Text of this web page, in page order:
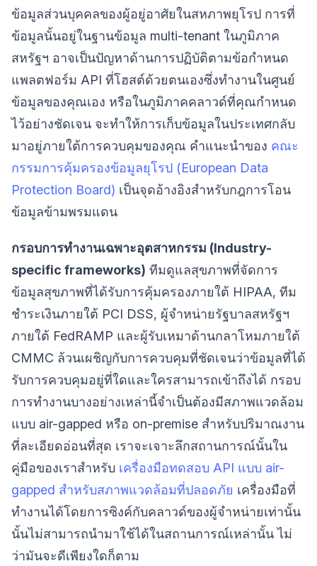
ข้อมูลส่วนบุคคลของผู้อยู่อาศัยในสหภาพยุโรป การที่
ข้อมูลนั้นอยู่ในฐานข้อมูล multi-tenant ในภูมิภาค
สหรัฐฯ อาจเป็นปัญหาด้านการปฏิบัติตามข้อกำหนด
แพลตฟอร์ม API ที่โฮสต์ด้วยตนเองซึ่งทำงานในศูนย์
ข้อมูลของคุณเอง หรือในภูมิภาคคลาวด์ที่คุณกำหนด
ไว้อย่างชัดเจน จะทำให้การเก็บข้อมูลในประเทศกลับ
มาอยู่ภายใต้การควบคุมของคุณ คำแนะนำของ คณะ
กรรมการคุ้มครองข้อมูลยุโรป (European Data
Protection Board) เป็นจุดอ้างอิงสำหรับกฎการโอน
ข้อมูลข้ามพรมแดน
กรอบการทำงานเฉพาะอุตสาหกรรม (Industry-
specific frameworks) ทีมดูแลสุขภาพที่จัดการ
ข้อมูลสุขภาพที่ได้รับการคุ้มครองภายใต้ HIPAA, ทีม
ชำระเงินภายใต้ PCI DSS, ผู้จำหน่ายรัฐบาลสหรัฐฯ
ภายใต้ FedRAMP และผู้รับเหมาด้านกลาโหมภายใต้
CMMC ล้วนเผชิญกับการควบคุมที่ชัดเจนว่าข้อมูลที่ได้
รับการควบคุมอยู่ที่ใดและใครสามารถเข้าถึงได้ กรอบ
การทำงานบางอย่างเหล่านี้จำเป็นต้องมีสภาพแวดล้อม
แบบ air-gapped หรือ on-premise สำหรับปริมาณงาน
ที่ละเอียดอ่อนที่สุด เราจะเจาะลึกสถานการณ์นั้นใน
คู่มือของเราสำหรับ เครื่องมือทดสอบ API แบบ air-
gapped สำหรับสภาพแวดล้อมที่ปลอดภัย เครื่องมือที่
ทำงานได้โดยการซิงค์กับคลาวด์ของผู้จำหน่ายเท่านั้น
นั้นไม่สามารถนำมาใช้ได้ในสถานการณ์เหล่านั้น ไม่
ว่ามันจะดีเพียงใดก็ตาม